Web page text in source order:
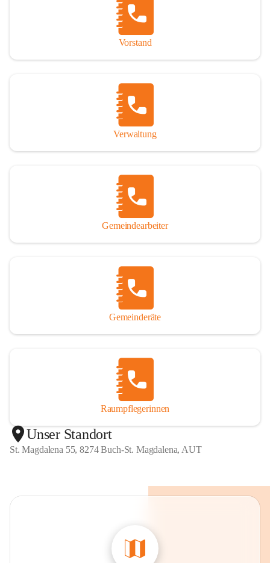
Vorstand
Verwaltung
Gemeindearbeiter
Gemeinderäte
Raumpflegerinnen
Unser Standort
St. Magdalena 55, 8274 Buch-St. Magdalena, AUT